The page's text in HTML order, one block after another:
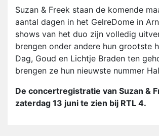
Suzan & Freek staan de komende
aantal dagen in het GelreDome in
shows van het duo zijn volledig
brengen onder andere hun grootste
Dag, Goud en Lichtje Braden ten
brengen ze hun nieuwste nummer
De concertregistratie van Suzan &
zaterdag 13 juni te zien bij RTL 4.